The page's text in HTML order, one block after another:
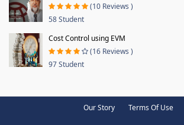
(10 Reviews )
58 Student
Cost Control using EVM
(16 Reviews )
97 Student
Our Story Terms Of Use